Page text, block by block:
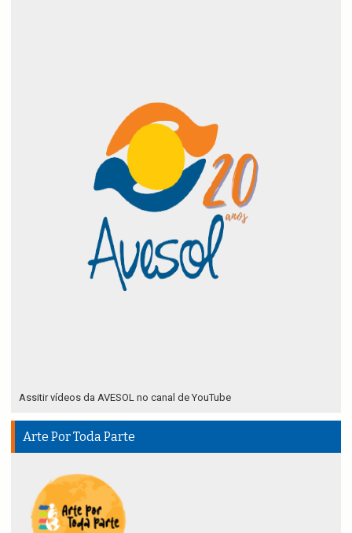
Assitir vídeos da AVESOL no canal de YouTube
Arte Por Toda Parte